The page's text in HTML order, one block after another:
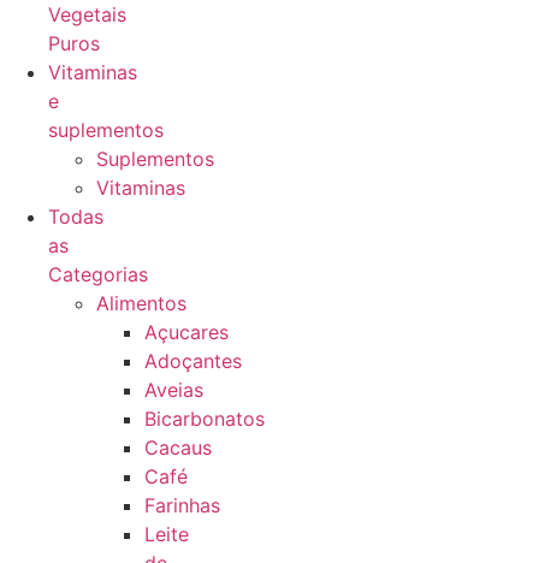
Vegetais
Puros
Vitaminas
e
suplementos
Suplementos
Vitaminas
Todas
as
Categorias
Alimentos
Açucares
Adoçantes
Aveias
Bicarbonatos
Cacaus
Café
Farinhas
Leite